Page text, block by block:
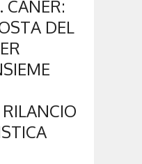
CANER:
DEL